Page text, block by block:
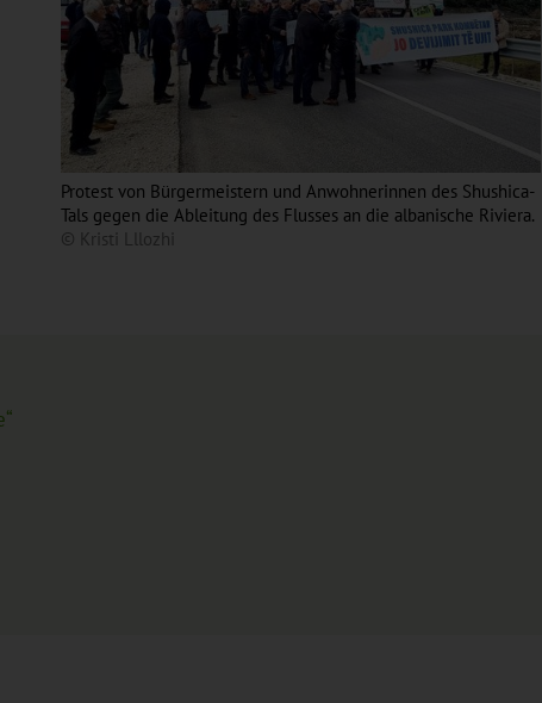
Protest von Bürgermeistern und Anwohnerinnen des Shushica-
Tals gegen die Ableitung des Flusses an die albanische Riviera.
© Kristi Lllozhi